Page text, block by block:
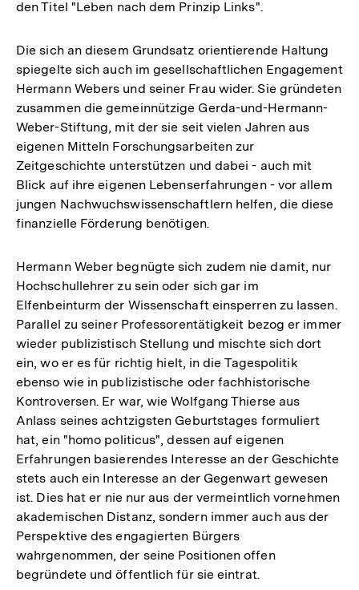
den Titel "Leben nach dem Prinzip Links".
Die sich an diesem Grundsatz orientierende Haltung
spiegelte sich auch im gesellschaftlichen Engagement
Hermann Webers und seiner Frau wider. Sie gründeten
zusammen die gemeinnützige Gerda-und-Hermann-
Weber-Stiftung, mit der sie seit vielen Jahren aus
eigenen Mitteln Forschungsarbeiten zur
Zeitgeschichte unterstützen und dabei - auch mit
Blick auf ihre eigenen Lebenserfahrungen - vor allem
jungen Nachwuchswissenschaftlern helfen, die diese
finanzielle Förderung benötigen.
Hermann Weber begnügte sich zudem nie damit, nur
Hochschullehrer zu sein oder sich gar im
Elfenbeinturm der Wissenschaft einsperren zu lassen.
Parallel zu seiner Professorentätigkeit bezog er immer
wieder publizistisch Stellung und mischte sich dort
ein, wo er es für richtig hielt, in die Tagespolitik
ebenso wie in publizistische oder fachhistorische
Kontroversen. Er war, wie Wolfgang Thierse aus
Anlass seines achtzigsten Geburtstages formuliert
hat, ein "homo politicus", dessen auf eigenen
Erfahrungen basierendes Interesse an der Geschichte
stets auch ein Interesse an der Gegenwart gewesen
ist. Dies hat er nie nur aus der vermeintlich vornehmen
akademischen Distanz, sondern immer auch aus der
Perspektive des engagierten Bürgers
wahrgenommen, der seine Positionen offen
begründete und öffentlich für sie eintrat.